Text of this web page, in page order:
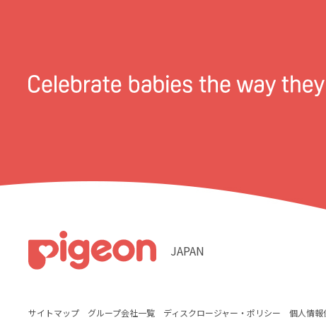
サイトマップ グループ会社一覧 ディスクロージャー・ポリシー 個人情報
JAPAN